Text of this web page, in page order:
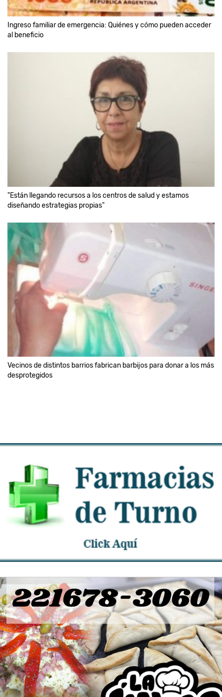
Ingreso familiar de emergencia: Quiénes y cómo pueden acceder
al beneficio
"Están llegando recursos a los centros de salud y estamos
diseñando estrategias propias"
Vecinos de distintos barrios fabrican barbijos para donar a los más
desprotegidos